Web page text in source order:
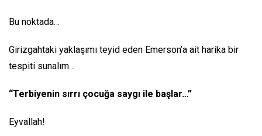
Bu noktada…
Girizgahtaki yaklaşımı teyid eden Emerson’a ait harika bir
tespiti sunalım…
“Terbiyenin sırrı çocuğa saygı ile başlar…”
Eyvallah!